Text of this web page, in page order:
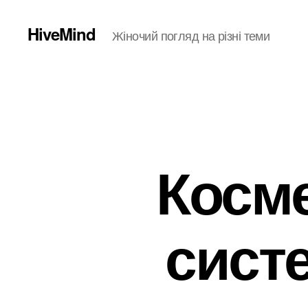
HiveMind Жіночий погляд на різні теми